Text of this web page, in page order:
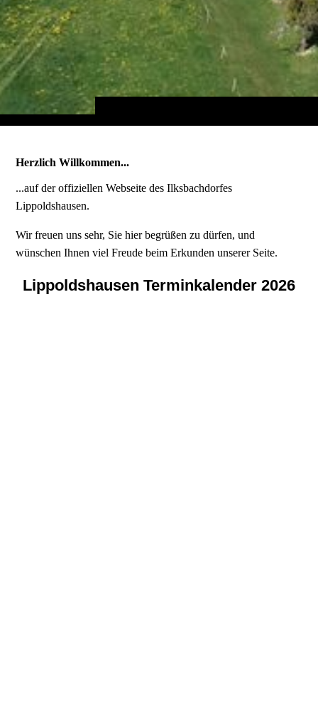
Herzlich Willkommen...
...auf der offiziellen Webseite des Ilksbachdorfes
Lippoldshausen.
Wir freuen uns sehr, Sie hier begrüßen zu dürfen, und
wünschen Ihnen viel Freude beim Erkunden unserer Seite.
Lippoldshausen Terminkalender 2026